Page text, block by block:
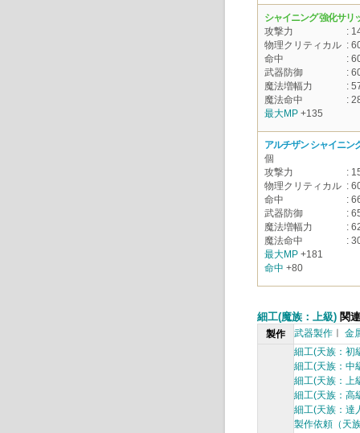
シャイニング 強化サリ
攻撃力
:
物理クリティカル :
命中
:
武器防御
:
魔法増幅力
:
魔法命中
:
最大MP +135
アルチザン シャイニン
個
攻撃力
:
物理クリティカル :
命中
:
武器防御
:
魔法増幅力
:
魔法命中
:
最大MP +181
命中 +80
細工(魔族：上級) 関
製作 武器製作 金
細工(天族：初
細工(天族：中
細工(天族：上
細工(天族：高
細工(天族：達
製作依頼（天